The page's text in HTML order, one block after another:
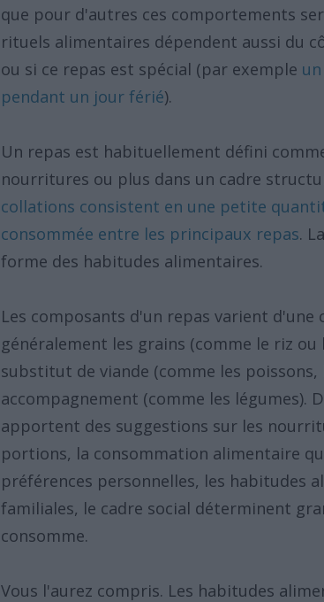
que pour d'autres ces comportements
rituels alimentaires dépendent aussi du
ou si ce repas est spécial (par exemple
pendant un jour férié).
Un repas est habituellement défini
nourritures ou plus dans un cadre
collations consistent en une petite
consommée entre les principaux repas.
forme des habitudes alimentaires.
Les composants d'un repas varient
généralement les grains (comme le riz ou
substitut de viande (comme les
accompagnement (comme les légumes).
apportent des suggestions sur les
portions, la consommation alimentaire
préférences personnelles, les habitudes
familiales, le cadre social déterminent
consomme.
Vous l'aurez compris. Les habitudes